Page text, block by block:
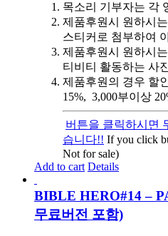
목소리 기부자는 각
제품후원시 원하시
스티커로 첨부하여
제품후원시 원하시
티비티 활동하는 사
제품후원의 경우 할
15%, 3,000부이상
버튼을 클릭하시면
습니다!! If you click
Not for sale)
Add to cart Details
BIBLE HERO#14 –
무료버전 포함)